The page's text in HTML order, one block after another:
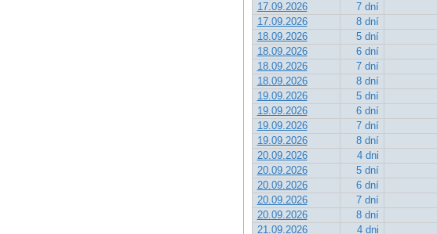
17.09.2026
7 dní
17.09.2026
8 dní
18.09.2026
5 dní
18.09.2026
6 dní
18.09.2026
7 dní
18.09.2026
8 dní
19.09.2026
5 dní
19.09.2026
6 dní
19.09.2026
7 dní
19.09.2026
8 dní
20.09.2026
4 dni
20.09.2026
5 dní
20.09.2026
6 dní
20.09.2026
7 dní
20.09.2026
8 dní
21.09.2026
4 dni